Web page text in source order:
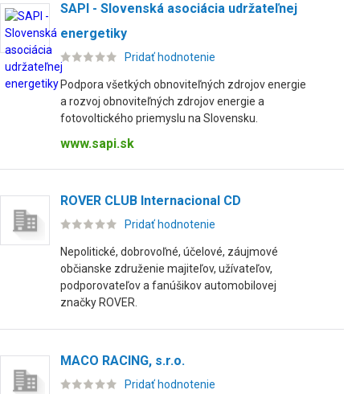
SAPI - Slovenská asociácia udržateľnej
energetiky
Pridať hodnotenie
Podpora všetkých obnoviteľných zdrojov energie
a rozvoj obnoviteľných zdrojov energie a
fotovoltického priemyslu na Slovensku.
www.sapi.sk
ROVER CLUB Internacional CD
Pridať hodnotenie
Nepolitické, dobrovoľné, účelové, záujmové
občianske združenie majiteľov, užívateľov,
podporovateľov a fanúšikov automobilovej
značky ROVER.
MACO RACING, s.r.o.
Pridať hodnotenie